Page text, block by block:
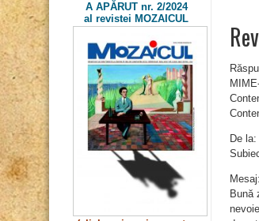
De
Mesaj:
Bună
A APĂRUT nr. 2/2024
al revistei MOZAICUL